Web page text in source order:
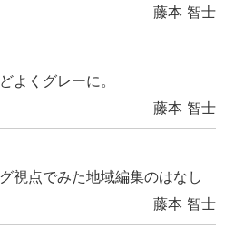
藤本 智士
よくグレーに。
藤本 智士
視点でみた地域編集のはなし
藤本 智士